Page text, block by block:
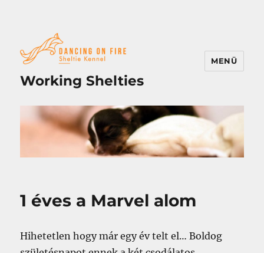
Working Shelties
MENÜ
1 éves a Marvel alom
Hihetetlen hogy már egy év telt el… Boldog